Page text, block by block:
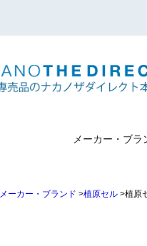
メーカー・ブラ
メーカー・ブランド 植原セル 植原